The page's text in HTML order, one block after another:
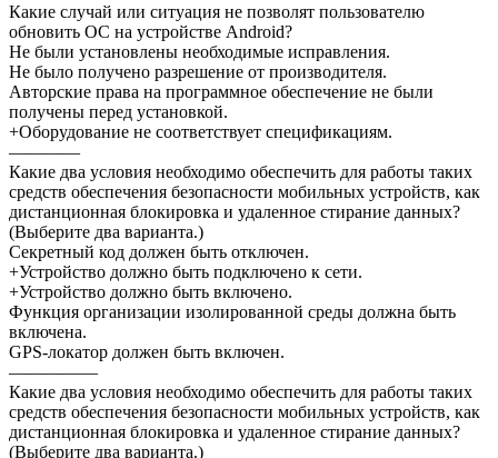
Какие случай или ситуация не позволят пользователю
обновить ОС на устройстве Android?
Не были установлены необходимые исправления.
Не было получено разрешение от производителя.
Авторские права на программное обеспечение не были
получены перед установкой.
+Оборудование не соответствует спецификациям.
————
Какие два условия необходимо обеспечить для работы таких
средств обеспечения безопасности мобильных устройств, как
дистанционная блокировка и удаленное стирание данных?
(Выберите два варианта.)
Секретный код должен быть отключен.
+Устройство должно быть подключено к сети.
+Устройство должно быть включено.
Функция организации изолированной среды должна быть
включена.
GPS-локатор должен быть включен.
—————
Какие два условия необходимо обеспечить для работы таких
средств обеспечения безопасности мобильных устройств, как
дистанционная блокировка и удаленное стирание данных?
(Выберите два варианта.)